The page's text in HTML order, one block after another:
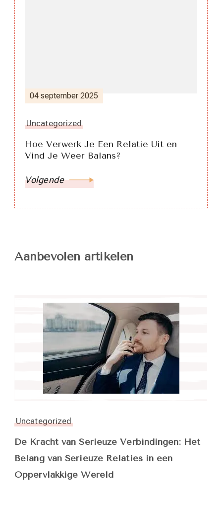
04 september 2025
Uncategorized
Hoe Verwerk Je Een Relatie Uit en
Vind Je Weer Balans?
Volgende
Aanbevolen artikelen
Uncategorized
De Kracht van Serieuze Verbindingen: Het
Belang van Serieuze Relaties in een
Oppervlakkige Wereld